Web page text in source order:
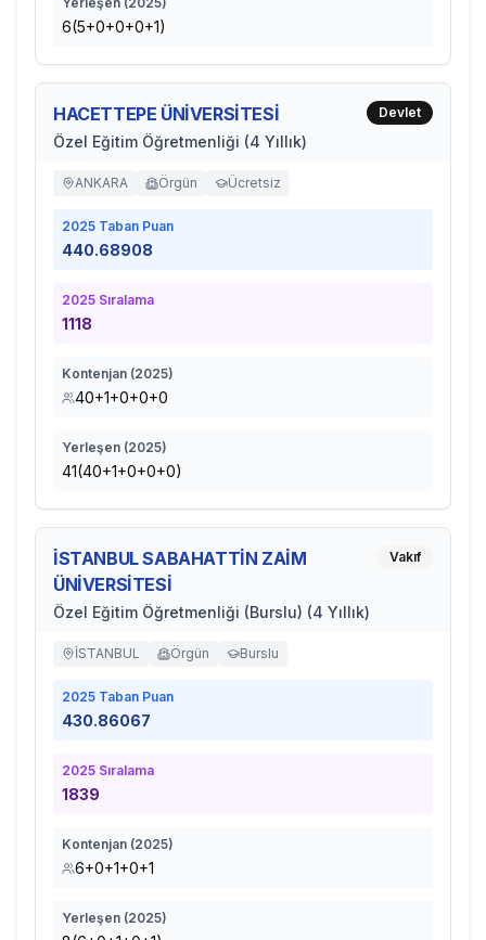
6(5+0+0+0+1)
HACETTEPE ÜNİVERSİTESİ
Özel Eğitim Öğretmenliği (4 Yıllık)
Devlet
ANKARA Örgün Ücretsiz
2025 Taban Puan
440.68908
2025 Sıralama
1118
Kontenjan (2025)
40+1+0+0+0
Yerleşen (2025)
41(40+1+0+0+0)
İSTANBUL SABAHATTİN ZAİM
ÜNİVERSİTESİ
Özel Eğitim Öğretmenliği (Burslu) (4 Yıllık)
Vakıf
İSTANBUL Örgün Burslu
2025 Taban Puan
430.86067
2025 Sıralama
1839
Kontenjan (2025)
6+0+1+0+1
Yerleşen (2025)